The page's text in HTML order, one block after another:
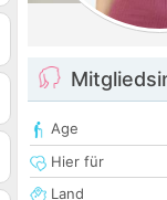
Age
Hier für
Land